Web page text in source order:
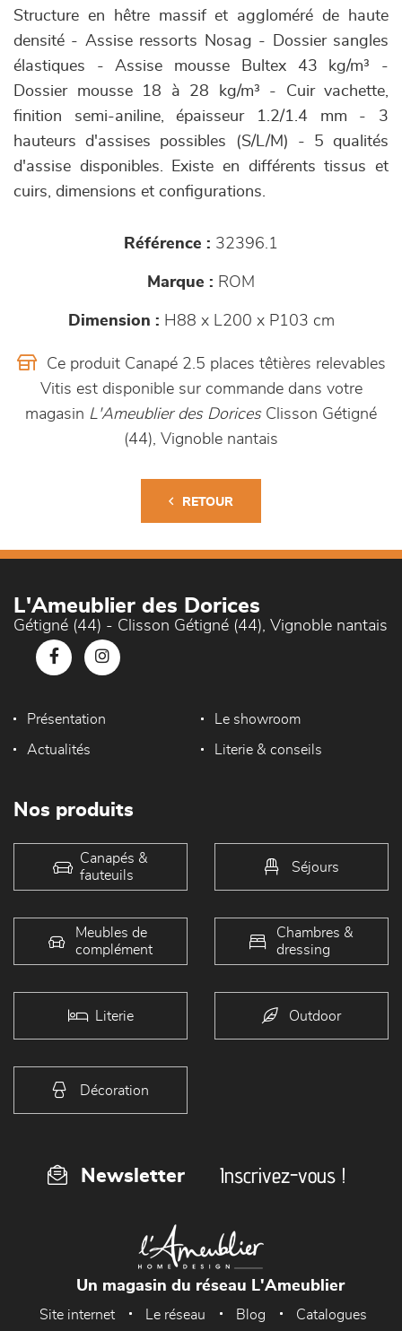
Structure en hêtre massif et aggloméré de haute
densité - Assise ressorts Nosag - Dossier sangles
élastiques - Assise mousse Bultex 43 kg/m³ -
Dossier mousse 18 à 28 kg/m³ - Cuir vachette,
finition semi-aniline, épaisseur 1.2/1.4 mm - 3
hauteurs d'assises possibles (S/L/M) - 5 qualités
d'assise disponibles. Existe en différents tissus et
cuirs, dimensions et configurations.
Référence : 32396.1
Marque : ROM
Dimension : H88 x L200 x P103 cm
Ce produit Canapé 2.5 places têtières relevables
Vitis est disponible sur commande dans votre
magasin L'Ameublier des DoricesClisson Gétigné
(44), Vignoble nantais
RETOUR
L'Ameublier des Dorices
Gétigné (44) - Clisson Gétigné (44), Vignoble nantais
Présentation Le showroom
Actualités Literie & conseils
Nos produits
Canapés &
fauteuils
Séjours
Meubles de
complément
Chambres &
dressing
Literie Outdoor
Décoration
Newsletter Inscrivez-vous !
Un magasin du réseau L'Ameublier
Site internet Le réseau Blog
Catalogues